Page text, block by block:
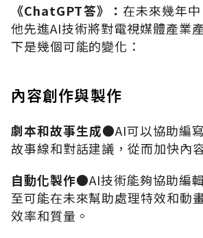
《ChatGPT答》： 在未來幾年中
他先進AI技術將對電視媒體產業
下是幾個可能的變化：
內容創作與製作
劇本和故事生成●AI可以協助編
故事線和對話建議，從而加快內
自動化製作●AI技術能夠協助編
至可能在未來幫助處理特效和動
效率和質量。